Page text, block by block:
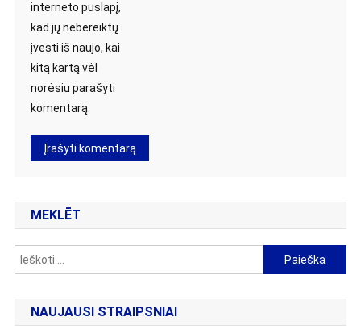
interneto puslapį,
kad jų nebereiktų
įvesti iš naujo, kai
kitą kartą vėl
norėsiu parašyti
komentarą.
MEKLĒT
Ieškoti:
NAUJAUSI STRAIPSNIAI